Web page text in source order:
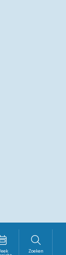
Zoeken
Ingezonden
Vrijwilliger